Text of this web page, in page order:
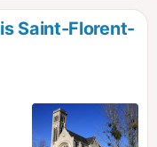
un calvaire, un
à chacun, sont les
Saint-Florent-